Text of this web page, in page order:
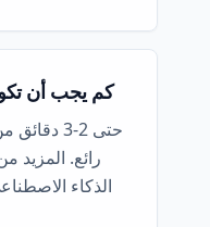
كم يجب أن
حتى 2-3
الذكاء